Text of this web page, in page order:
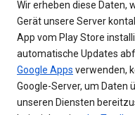
Wir erheben diese Daten,
Gerät unsere Server
App vom Play Store
automatische Updates
Google Apps verwenden,
Google-Server, um Daten
unseren Diensten